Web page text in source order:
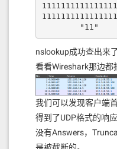
        "11"
nslookup成功查出来
看看Wireshark那边都
我们可以发现客户端
得到了UDP格式的响
没有Answers，